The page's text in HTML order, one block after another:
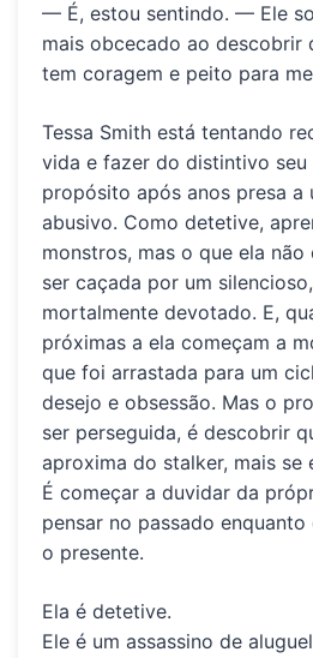
— É, estou sentindo. — Ele
mais obcecado ao descobrir
tem coragem e peito para
Tessa Smith está tentando
vida e fazer do distintivo seu
propósito após anos presa a
abusivo. Como detetive,
monstros, mas o que ela não
ser caçada por um
mortalmente devotado. E,
próximas a ela começam a
que foi arrastada para um
desejo e obsessão. Mas o
ser perseguida, é descobrir
aproxima do stalker, mais se
É começar a duvidar da
pensar no passado enquanto
o presente.
Ela é detetive.
Ele é um assassino de